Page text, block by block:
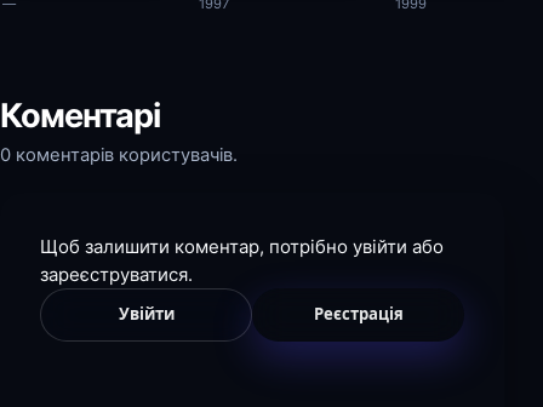
— 1997 1999
Коментарі
0 коментарів користувачів.
Щоб залишити коментар, потрібно увійти або
зареєструватися.
Увійти Реєстрація